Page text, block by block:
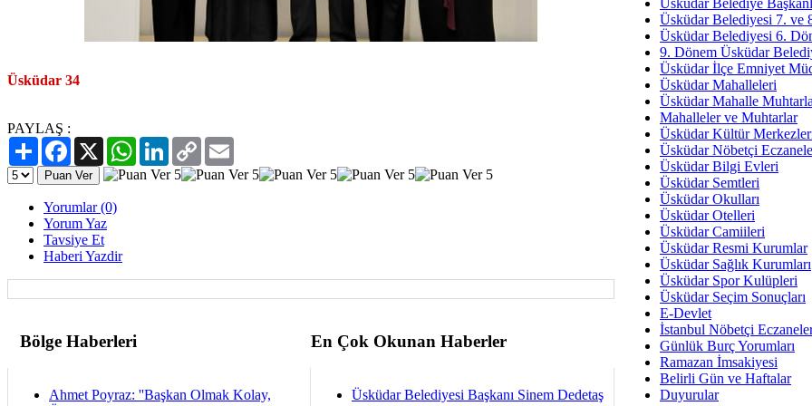
Üsküdar 34
PAYLAŞ :
PaylaşFacebook
X WhatsAppLinkedIn
Copy
Link
Yorumlar (0)
Yorum Yaz
Tavsiye Et
Haberi Yazdir
Bölge Haberleri En Çok Okunan Haberler
Ahmet Poyraz: ''Başkan Olmak Kolay,
Üsküdar Belediyesi Başkanı Sinem Dedetaş
İmar Sorunlarının Genel
Arakan
Bayramın
Ruhsal
Üsküdar
Üsküdar Belediye
Üsküdar Belediyesi 7. ve
Üsküdar Belediyesi 6.
9. Dönem Üsküdar
Üsküdar İlçe Emniyet
Üsküdar Mahalleleri
Üsküdar Mahalle
Mahalleler ve Muhtarlar
Üsküdar Kültür
Üsküdar Nöbetçi
Üsküdar Bilgi Evleri
Üsküdar Semtleri
Üsküdar Okulları
Üsküdar Otelleri
Üsküdar Camiileri
Üsküdar Resmi Kurumlar
Üsküdar Sağlık Kurumları
Üsküdar Spor Kulüpleri
Üsküdar Seçim Sonuçları
E-Devlet
İstanbul Nöbetçi
Günlük Burç Yorumları
Ramazan İmsakiyesi
Belirli Gün ve Haftalar
Duyurular